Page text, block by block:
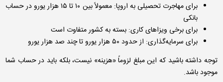
برای مهاجرت تحصیلی به اروپا: معمولاً بین ۱۰ تا ۱۵ هزار یورو در حساب
بانکی
برای برخی ویزاهای کاری: بسته به کشور متفاوت است
برای سرمایه‌گذاری: از حدود ۵۰ هزار یورو تا چند صد هزار یورو
توجه داشته باشید که این مبلغ لزوماً «هزینه» نیست، بلکه باید در حساب شما
موجود باشد.